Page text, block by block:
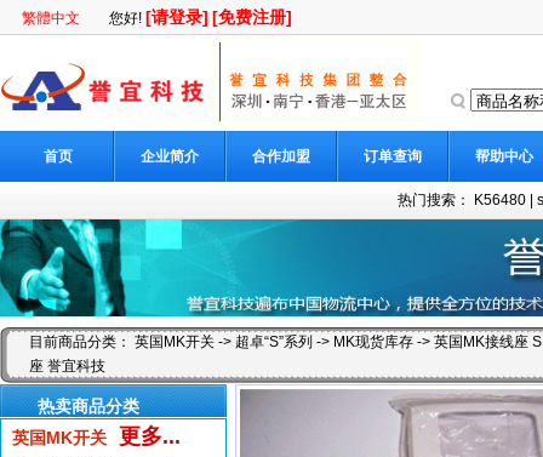
繁體中文 您好! [请登录] [免费注册]
首页 企业简介 合作加盟 订单查询 帮助中心
热门搜索： K56480
目前商品分类： 英国MK开关 -> 超卓“S”系列 -> MK现货库存 -> 英国MK接线座
座 誉宜科技
热卖商品分类
英国MK开关
更多...